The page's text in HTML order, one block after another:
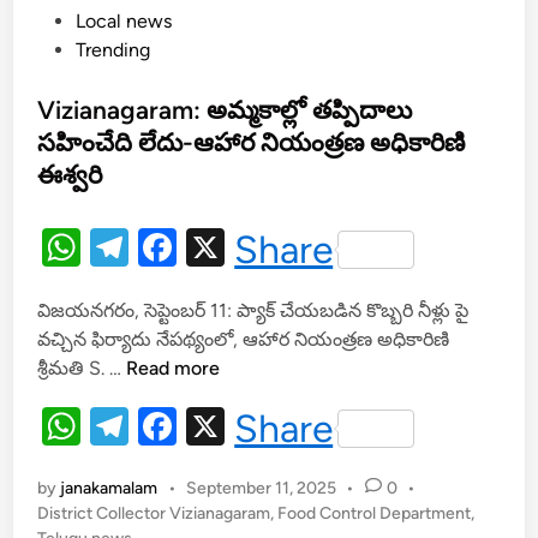
ధ్యా
హ్న
జ
న
ప
కా
ల
రా
ష్ట్ర
ఫు
క
ష
న్
t
e
d
Local news
Trending
Vizianagaram: అమ్మకాల్లో తప్పిదాలు
సహించేది లేదు-ఆహార నియంత్రణ అధికారిణి
ఈశ్వరి
W
at
s
A
p
p
T
e
gr
a
m
F
c
e
b
o
o
k
X
Share
విజయనగరం, సెప్టెంబర్ 11: ప్యాక్ చేయబడిన కొబ్బరి నీళ్లు పై
వచ్చిన ఫిర్యాదు నేపథ్యంలో, ఆహార నియంత్రణ అధికారిణి
శ్రీమతి S. … V
i
a
n
Read more
W
at
T
e
F
c
X
Share
by janakamalam • September 11, 2025 • 0 •
District Collector Vizianagaram, Food Control Department,